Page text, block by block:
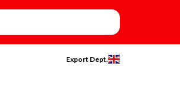
Export Dept.